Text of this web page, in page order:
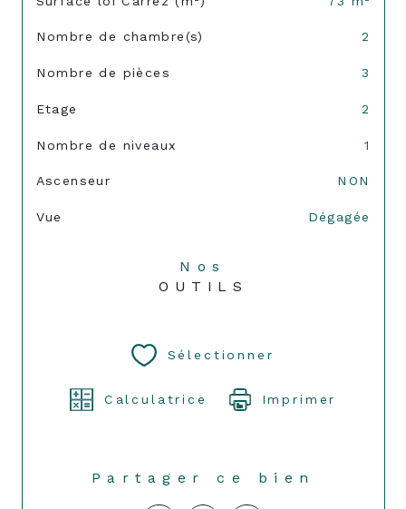
Nombre de chambre(s) 2
Nombre de pièces 3
Etage 2
Nombre de niveaux 1
Ascenseur NON
Vue Dégagée
Nos
OUTILS
Sélectionner
Calculatrice Imprimer
Partager ce bien